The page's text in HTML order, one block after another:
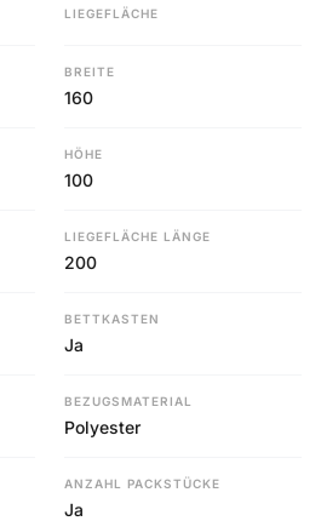
LIEGEFLÄCHE
BREITE
160
HÖHE
100
LIEGEFLÄCHE LÄNGE
200
BETTKASTEN
Ja
BEZUGSMATERIAL
Polyester
ANZAHL PACKSTÜCKE
Ja